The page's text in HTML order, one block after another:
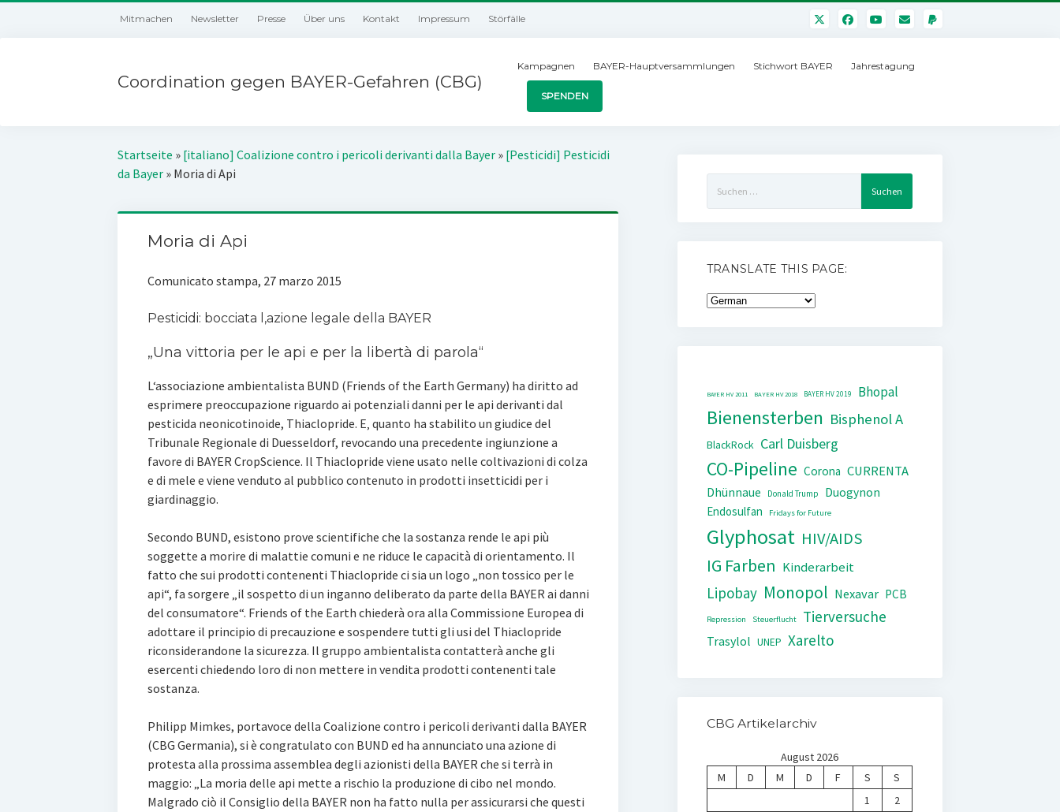
Mitmachen Newsletter Presse Über uns Kontakt Impressum Störfälle
Coordination gegen BAYER-Gefahren (CBG)
Kampagnen BAYER-Hauptversammlungen Stichwort BAYER Jahrestagung
SPENDEN
Startseite » [italiano] Coalizione contro i pericoli derivanti dalla Bayer » [Pesticidi] Pesticidi
da Bayer » Moria di Api
Moria di Api
Comunicato stampa, 27 marzo 2015
Pesticidi: bocciata l‚azione legale della BAYER
„Una vittoria per le api e per la libertà di parola“
L‘associazione ambientalista BUND (Friends of the Earth Germany) ha diritto ad
esprimere preoccupazione riguardo ai potenziali danni per le api derivanti dal
pesticida neonicotinoide, Thiaclopride. E‚ quanto ha stabilito un giudice del
Tribunale Regionale di Duesseldorf, revocando una precedente ingiunzione a
favore di BAYER CropScience. Il Thiaclopride viene usato nelle coltivazioni di colza
e di mele e viene venduto al pubblico contenuto in prodotti insetticidi per i
giardinaggio.
Secondo BUND, esistono prove scientifiche che la sostanza rende le api più
soggette a morire di malattie comuni e ne riduce le capacità di orientamento. Il
fatto che sui prodotti contenenti Thiaclopride ci sia un logo „non tossico per le
api“, fa sorgere „il sospetto di un inganno deliberato da parte della BAYER ai danni
del consumatore“. Friends of the Earth chiederà ora alla Commissione Europea di
adottare il principio di precauzione e sospendere tutti gli usi del Thiaclopride
riconsiderandone la sicurezza. Il gruppo ambientalista contatterà anche gli
esercenti chiedendo loro di non mettere in vendita prodotti contenenti tale
sostanza.
Philipp Mimkes, portavoce della Coalizione contro i pericoli derivanti dalla BAYER
(CBG Germania), si è congratulato con BUND ed ha annunciato una azione di
protesta alla prossima assemblea degli azionisti della BAYER che si terrà in
maggio: „La moria delle api mette a rischio la produzione di cibo nel mondo.
Malgrado ciò il Consiglio della BAYER non ha fatto nulla per assicurarsi che questi
nach:
TRANSLATE THIS PAGE:
BAYER HV 2011 BAYER HV 2018 BAYER HV 2019 Bhopal
Bienensterben Bisphenol A
BlackRock Carl Duisberg
CO-Pipeline Corona CURRENTA
Dhünnaue Donald Trump
Duogynon
Endosulfan
Fridays for Future
Glyphosat HIV/AIDS
IG Farben Kinderarbeit
Lipobay Monopol Nexavar PCB
Repression Steuerflucht Tierversuche
Trasylol UNEP Xarelto
CBG Artikelarchiv
August 2026
M
D M D F S
S
1
2